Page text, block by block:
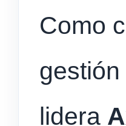
Como
lidera